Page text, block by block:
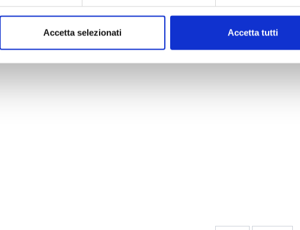
Accetta selezionati Accetta tutti